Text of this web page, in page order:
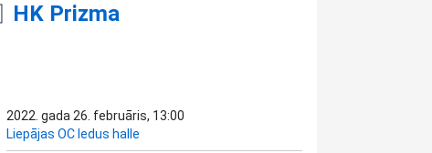
HK Prizma
2022. gada 26. februāris, 13:00
Liepājas OC ledus halle